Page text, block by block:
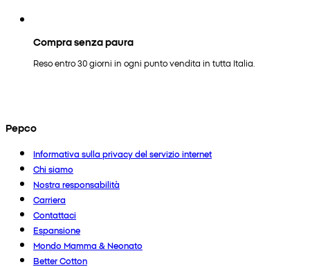
Compra senza paura
Reso entro 30 giorni in ogni punto vendita in tutta Italia.
Pepco
Informativa sulla privacy del servizio internet
Chi siamo
Nostra responsabilità
Carriera
Contattaci
Espansione
Mondo Mamma & Neonato
Better Cotton